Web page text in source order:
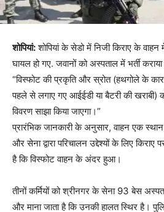
शोपियां:शोपियां के सेडो में निजी किराए के
घायल हो गए. जवानों को अस्पताल में भर्ती
“विस्फोट की प्रकृति और स्रोत (हथगोले के
पहले से लगाए गए आईईडी या बैटरी की खराबी)
विवरण साझा किया जाएगा।”
प्रारंभिक जानकारी के अनुसार, वाहन एक
और सेना द्वारा परिचालन उद्देश्यों के लिए किराए
है कि विस्फोट वाहन के अंदर हुआ।
तीनों कर्मियों को श्रीनगर के सेना 93 बेस
और माना जाता है कि उनकी हालत स्थिर है।